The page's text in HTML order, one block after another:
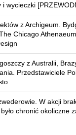
wycieczki
z Archigeum.
Chicago
z Australii,
Przedstawiciele
W akcji
chronić okoliczne